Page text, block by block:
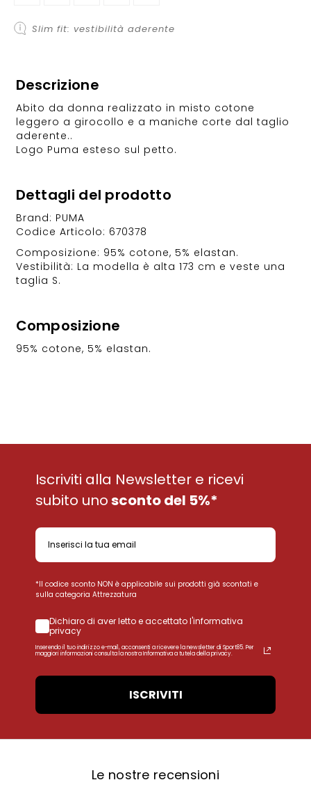
Slim fit: vestibilità aderente
Descrizione
Abito da donna realizzato in misto cotone
leggero a girocollo e a maniche corte dal taglio
aderente..
Logo Puma esteso sul petto.
Dettagli del prodotto
Brand: PUMA
Codice Articolo: 670378
Composizione: 95% cotone, 5% elastan.
Vestibilità: La modella è alta 173 cm e veste una
taglia S.
Composizione
95% cotone, 5% elastan.
Iscriviti alla Newsletter e ricevi
subito unosconto del 5%*
*Il codice sconto NON è applicabile sui prodotti già scontati e
sulla categoria Attrezzatura
Dichiaro di aver letto e accettato l'informativa
privacy
Inserendo il tuo indirizzo e-mail, acconsenti a ricevere la newsletter di Sport85. Per
maggiori informazioni consulta la nostra Informativa a tutela della privacy.
ISCRIVITI
Le nostre recensioni